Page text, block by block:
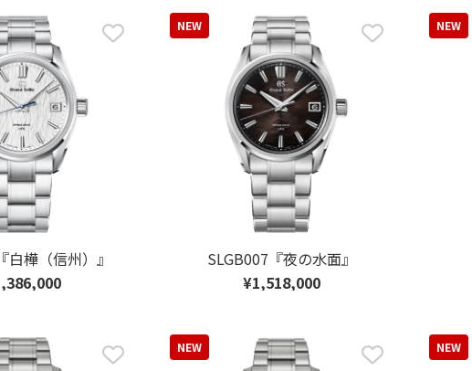
白樺（信州）』
NEW
SLGB007『夜の水面』
¥1,518,000
NEW
NEW NEW